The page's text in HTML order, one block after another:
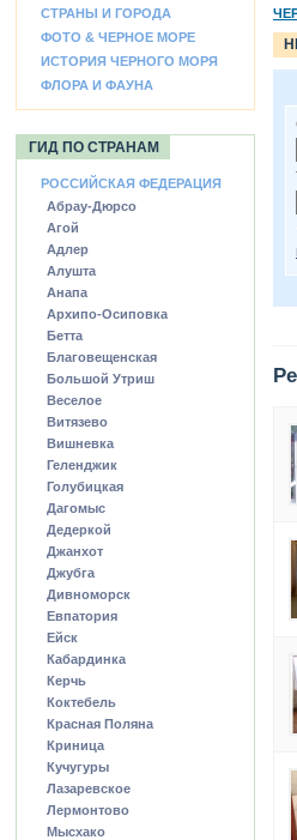
СТРАНЫ И ГОРОДА
ФОТО & ЧЕРНОЕ МОРЕ
ИСТОРИЯ ЧЕРНОГО МОРЯ
ФЛОРА И ФАУНА
ГИД ПО СТРАНАМ
РОССИЙСКАЯ ФЕДЕРАЦИЯ
Абрау-Дюрсо
Агой
Адлер
Алушта
Анапа
Архипо-Осиповка
Бетта
Благовещенская
Большой Утриш
Веселое
Витязево
Вишневка
Геленджик
Голубицкая
Дагомыс
Дедеркой
Джанхот
Джубга
Дивноморск
Евпатория
Ейск
Кабардинка
Керчь
Коктебель
Красная Поляна
Криница
Кучугуры
Лазаревское
Лермонтово
Мысхако